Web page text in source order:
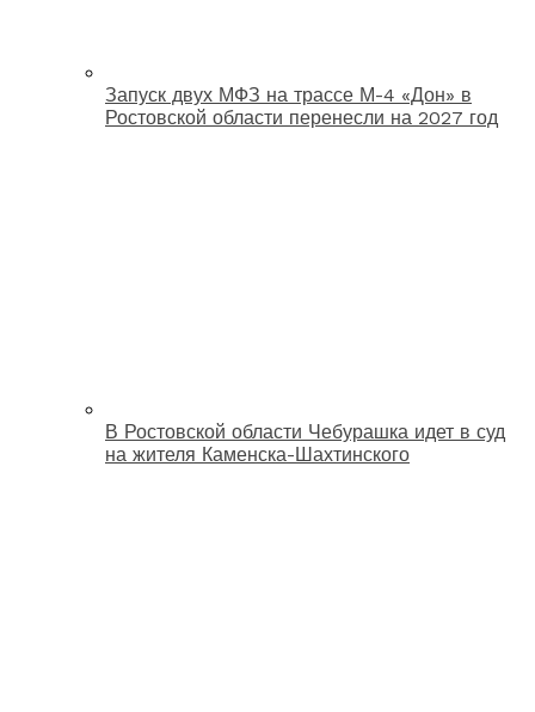
Запуск двух МФЗ на трассе М-4 «Дон» в
Ростовской области перенесли на 2027 год
В Ростовской области Чебурашка идет в суд
на жителя Каменска-Шахтинского